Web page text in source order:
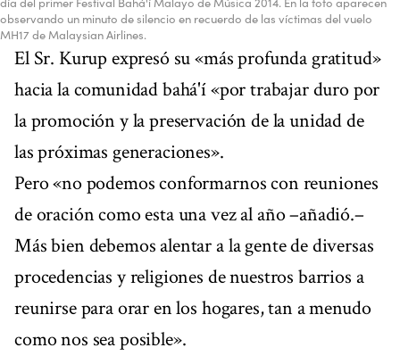
observando un minuto de silencio en recuerdo de las víctimas del vuelo
MH17 de Malaysian Airlines.
El Sr. Kurup expresó su «más profunda gratitud»
hacia la comunidad bahá'í «por trabajar duro por
la promoción y la preservación de la unidad de
las próximas generaciones».
Pero «no podemos conformarnos con reuniones
de oración como esta una vez al año –añadió.–
Más bien debemos alentar a la gente de diversas
procedencias y religiones de nuestros barrios a
reunirse para orar en los hogares, tan a menudo
como nos sea posible».